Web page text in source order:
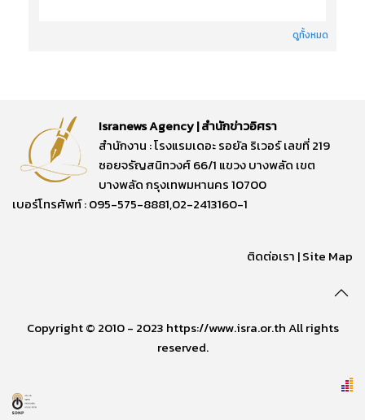
ดูทั้งหมด
Isranews Agency | สำนักข่าวอิศรา
สำนักงาน : โรงแรมเดอะ รอยัล ริเวอร์ เลขที่ 219
ซอยจรัญสนิทวงศ์ 66/1 แขวง บางพลัด เขต
บางพลัด กรุงเทพมหานคร 10700
เบอร์โทรศัพท์ : 095-575-8881,02-2413160-1
ติดต่อเรา |Site Map
Copyright © 2010 - 2023 https://www.isra.or.th All rights
reserved.